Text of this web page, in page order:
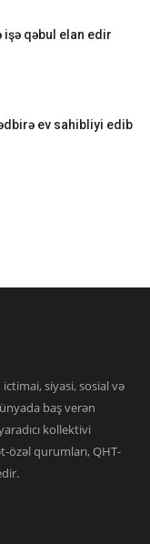
işə qəbul elan edir
ev sahibliyi edib
siyasi, sosial və
baş verən
kollektivi
qurumları, QHT-